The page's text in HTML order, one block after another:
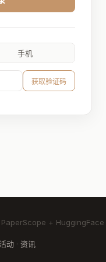
手机
获取验证码
PaperScope +
动· 资讯